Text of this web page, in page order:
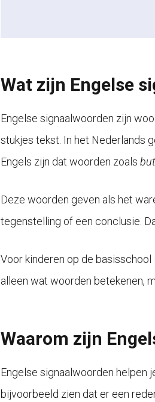
Wat zijn Engelse
Engelse signaalwoorden zijn
stukjes tekst. In het Nederlands
Engels zijn dat woorden zoals but
Deze woorden geven als het
tegenstelling of een conclusie.
Voor kinderen op de
alleen wat woorden betekenen,
Waarom zijn
Engelse signaalwoorden helpen
bijvoorbeeld zien dat er een